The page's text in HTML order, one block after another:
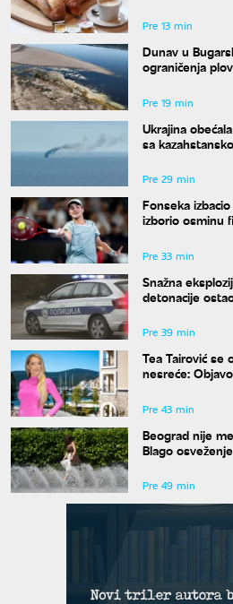
Pre 13 min
Dunav u
ograničenja
Pre 19 min
Ukrajina
sa
Pre 29 min
Fonseka
izborio osminu
Pre 33 min
Snažna
detonacije
Pre 39 min
Tea Tairović se
nesreće:
Pre 43 min
Beograd nije
Blago
Pre 49 min